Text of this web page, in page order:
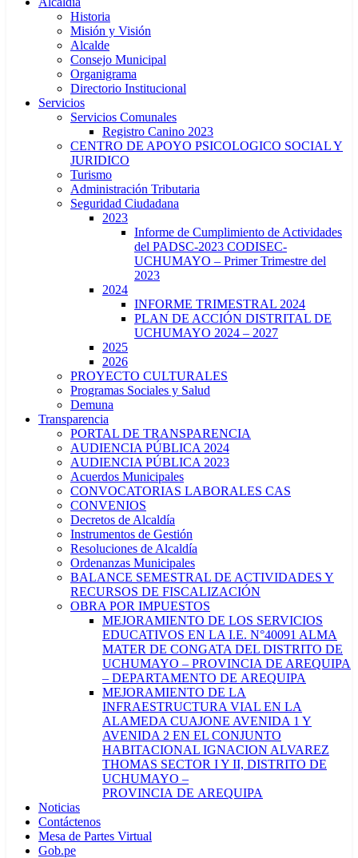
Historia
Misión y Visión
Alcalde
Consejo Municipal
Organigrama
Directorio Institucional
Servicios
Servicios Comunales
Registro Canino 2023
CENTRO DE APOYO PSICOLOGICO SOCIAL Y
JURIDICO
Turismo
Administración Tributaria
Seguridad Ciudadana
2023
Informe de Cumplimiento de Actividades
del PADSC-2023 CODISEC-
UCHUMAYO – Primer Trimestre del
2023
2024
INFORME TRIMESTRAL 2024
PLAN DE ACCIÓN DISTRITAL DE
UCHUMAYO 2024 – 2027
2025
2026
PROYECTO CULTURALES
Programas Sociales y Salud
Demuna
Transparencia
PORTAL DE TRANSPARENCIA
AUDIENCIA PÚBLICA 2024
AUDIENCIA PÚBLICA 2023
Acuerdos Municipales
CONVOCATORIAS LABORALES CAS
CONVENIOS
Decretos de Alcaldía
Instrumentos de Gestión
Resoluciones de Alcaldía
Ordenanzas Municipales
BALANCE SEMESTRAL DE ACTIVIDADES Y
RECURSOS DE FISCALIZACIÓN
OBRA POR IMPUESTOS
MEJORAMIENTO DE LOS SERVICIOS
EDUCATIVOS EN LA I.E. N°40091 ALMA
MATER DE CONGATA DEL DISTRITO DE
UCHUMAYO – PROVINCIA DE AREQUIPA
– DEPARTAMENTO DE AREQUIPA
MEJORAMIENTO DE LA
INFRAESTRUCTURA VIAL EN LA
ALAMEDA CUAJONE AVENIDA 1 Y
AVENIDA 2 EN EL CONJUNTO
HABITACIONAL IGNACION ALVAREZ
THOMAS SECTOR I Y II, DISTRITO DE
UCHUMAYO –
PROVINCIA DE AREQUIPA
Noticias
Contáctenos
Mesa de Partes Virtual
Gob.pe